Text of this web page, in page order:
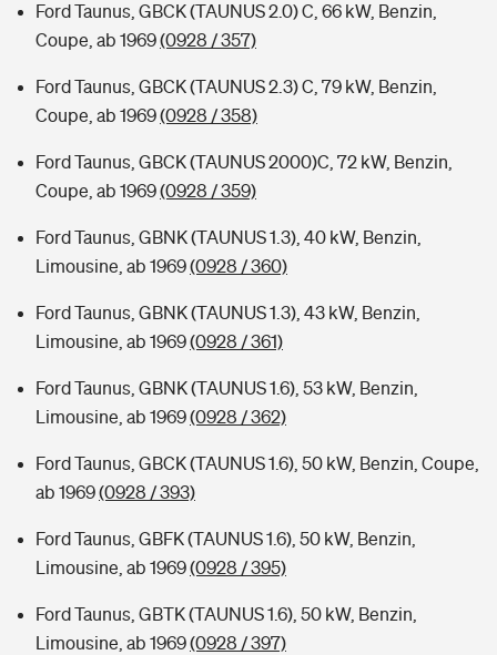
Ford Taunus, GBCK (TAUNUS 2.0) C, 66 kW, Benzin,
Coupe, ab 1969(0928 / 357)
Ford Taunus, GBCK (TAUNUS 2.3) C, 79 kW, Benzin,
Coupe, ab 1969(0928 / 358)
Ford Taunus, GBCK (TAUNUS 2000)C, 72 kW, Benzin,
Coupe, ab 1969(0928 / 359)
Ford Taunus, GBNK (TAUNUS 1.3), 40 kW, Benzin,
Limousine, ab 1969(0928 / 360)
Ford Taunus, GBNK (TAUNUS 1.3), 43 kW, Benzin,
Limousine, ab 1969(0928 / 361)
Ford Taunus, GBNK (TAUNUS 1.6), 53 kW, Benzin,
Limousine, ab 1969(0928 / 362)
Ford Taunus, GBCK (TAUNUS 1.6), 50 kW, Benzin, Coupe,
ab 1969(0928 / 393)
Ford Taunus, GBFK (TAUNUS 1.6), 50 kW, Benzin,
Limousine, ab 1969(0928 / 395)
Ford Taunus, GBTK (TAUNUS 1.6), 50 kW, Benzin,
Limousine, ab 1969(0928 / 397)